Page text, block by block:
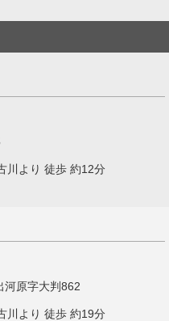
川より 徒歩 約12分
河原字大判862
川より 徒歩 約19分